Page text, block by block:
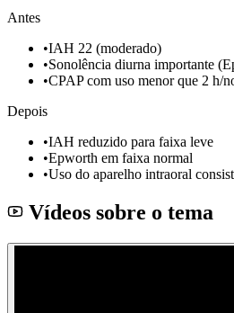
Antes
•IAH 22 (moderado)
•Sonolência diurna importante
•CPAP com uso menor que 2 h/
Depois
•IAH reduzido para faixa leve
•Epworth em faixa normal
•Uso do aparelho intraoral
Vídeos sobre o tema